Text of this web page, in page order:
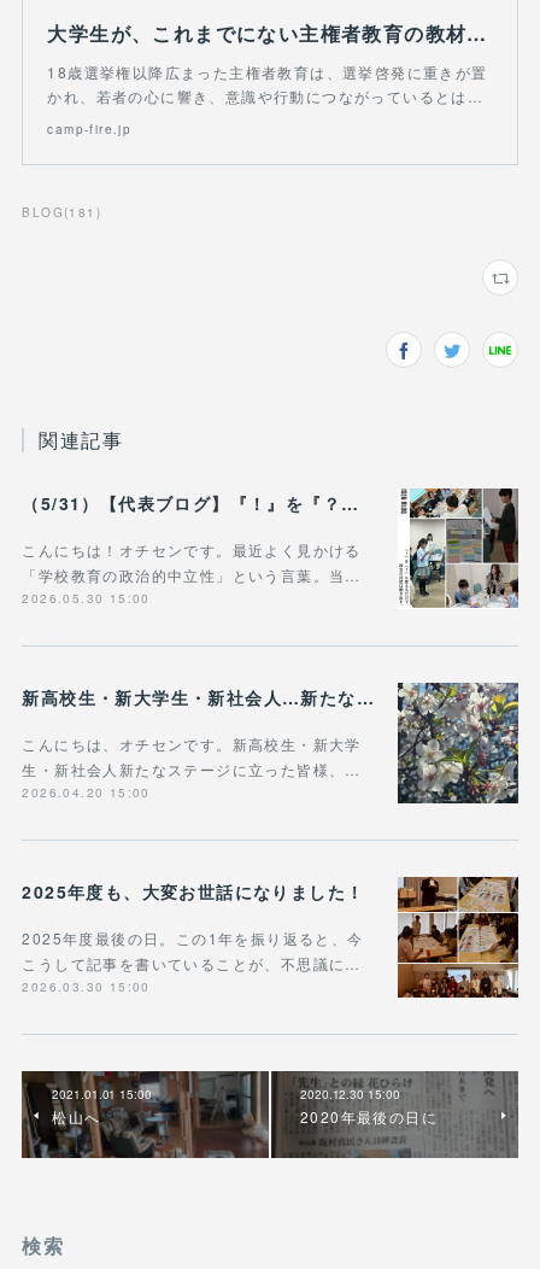
大学生が、これまでにない主権者教育の教材をつくり、教育現場に広げたい！
18歳選挙権以降広まった主権者教育は、選挙啓発に重きが置
かれ、若者の心に響き、意識や行動につながっているとは…
camp-fire.jp
BLOG (181 )
関連記事
（5/31）【代表ブログ】『！』を『？』に変えるだけで、 政治の対話は動き出す。 - 政治的中立は「状態」じゃなく「ふるまい」だ。
こんにちは！オチセンです。最近よく見かける
「学校教育の政治的中立性」という言葉。当…
2026.05.30 15:00
新高校生・新大学生・新社会人…新たなステージに立った皆様へ
こんにちは、オチセンです。新高校生・新大学
生・新社会人新たなステージに立った皆様、…
2026.04.20 15:00
2025年度も、大変お世話になりました！
2025年度最後の日。この1年を振り返ると、今
こうして記事を書いていることが、不思議に…
2026.03.30 15:00
2021.01.01 15:00
松山へ
2020.12.30 15:00
2020年最後の日に
検索